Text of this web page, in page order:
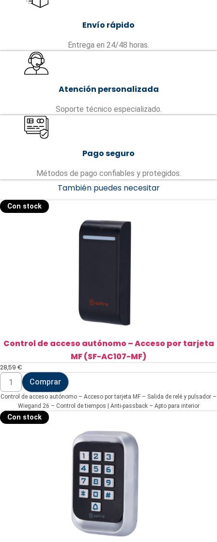
Envío rápido
Entrega en 24/48 horas.
Atención personalizada
Soporte técnico especializado.
Pago seguro
Métodos de pago confiables y protegidos.
También puedes necesitar
Con stock
Control de acceso autónomo – Acceso por tarjeta
MF (SF-AC107-MF)
28,59 €
Control
acceso
autónomo
Acceso
por
Comprar
Control de acceso autónomo – Acceso por tarjeta MF – Salida de relé y pulsador –
Wiegand 26 – Control de tiempos | Anti-passback – Apto para interior
Con stock